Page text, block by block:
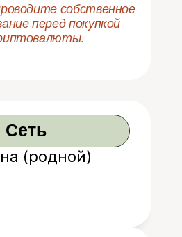
собственное
перед покупкой
Сеть
(родной)